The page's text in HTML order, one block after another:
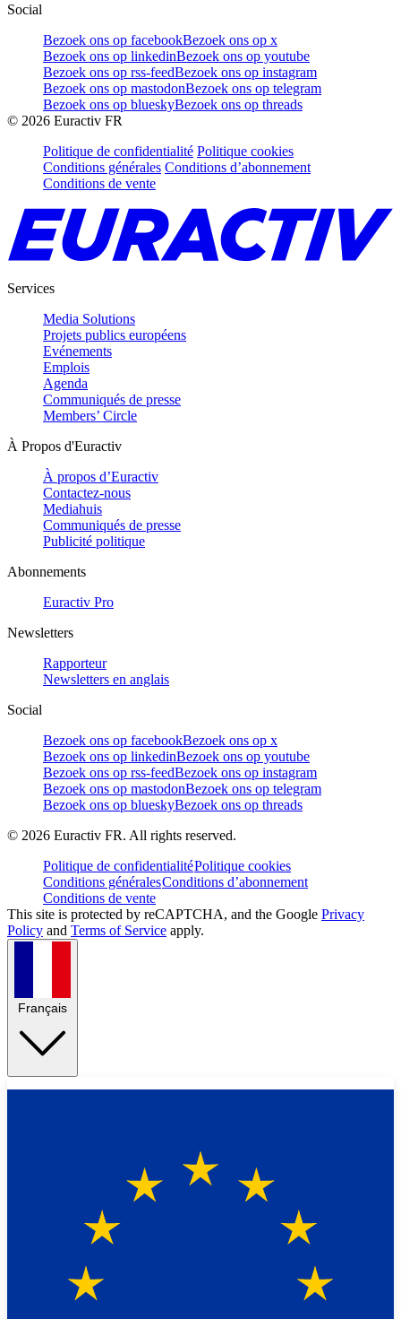
Social
Bezoek ons op facebookBezoek ons op x
Bezoek ons op linkedinBezoek ons op youtube
Bezoek ons op rss-feedBezoek ons op instagram
Bezoek ons op mastodonBezoek ons op telegram
Bezoek ons op blueskyBezoek ons op threads
© 2026 Euractiv FR
Politique de confidentialité Politique cookies
Conditions générales Conditions d’abonnement
Conditions de vente
Services
Media Solutions
Projets publics européens
Evénements
Emplois
Agenda
Communiqués de presse
Members’ Circle
À Propos d'Euractiv
À propos d’Euractiv
Contactez-nous
Mediahuis
Communiqués de presse
Publicité politique
Abonnements
Euractiv Pro
Newsletters
Rapporteur
Newsletters en anglais
Social
Bezoek ons op facebookBezoek ons op x
Bezoek ons op linkedinBezoek ons op youtube
Bezoek ons op rss-feedBezoek ons op instagram
Bezoek ons op mastodonBezoek ons op telegram
Bezoek ons op blueskyBezoek ons op threads
© 2026 Euractiv FR. All rights reserved.
Politique de confidentialitéPolitique cookies
Conditions généralesConditions d’abonnement
Conditions de vente
This site is protected by reCAPTCHA, and the Google Privacy
Policy and Terms of Service apply.
Français